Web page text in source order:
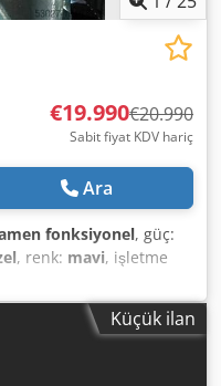
€19.990€20.990
Sabit fiyat KDV hariç
Ara
fonksiyonel, güç:
, renk: mavi, işletme
4 silindir, 18,5 kw,
montajı, klima,
hızlı bağlantı
Codjwlvzuopfx Ab
Küçük ilan